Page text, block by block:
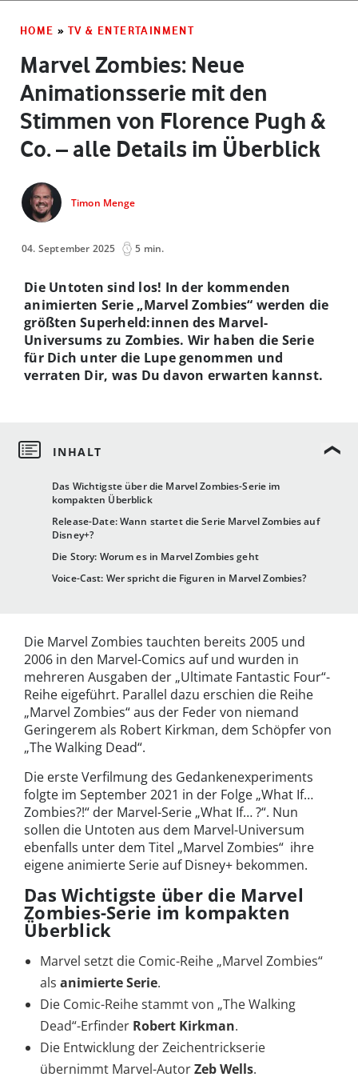
HOME » TV & ENTERTAINMENT
Marvel Zombies: Neue
Animationsserie mit den
Stimmen von Florence Pugh &
Co. – alle Details im Überblick
Timon Menge
04. September 2025 5 min.
Das Wichtigste über die Marvel Zombies-Serie im
kompakten Überblick
Release-Date: Wann startet die Serie Marvel Zombies auf
Disney+?
Die Story: Worum es in Marvel Zombies geht
Voice-Cast: Wer spricht die Figuren in Marvel Zombies?
Die Untoten sind los! In der kommenden
animierten Serie „Marvel Zombies“ werden die
größten Superheld:innen des Marvel-
Universums zu Zombies. Wir haben die Serie
für Dich unter die Lupe genommen und
verraten Dir, was Du davon erwarten kannst.
Die Marvel Zombies tauchten bereits 2005 und
2006 in den Marvel-Comics auf und wurden in
mehreren Ausgaben der „Ultimate Fantastic Four“-
Reihe eigeführt. Parallel dazu erschien die Reihe
„Marvel Zombies“ aus der Feder von niemand
Geringerem als Robert Kirkman, dem Schöpfer von
„The Walking Dead“.
Die erste Verfilmung des Gedankenexperiments
folgte im September 2021 in der Folge „What If…
Zombies?!“ der Marvel-Serie „What If… ?“. Nun
sollen die Untoten aus dem Marvel-Universum
ebenfalls unter dem Titel „Marvel Zombies“ ihre
eigene animierte Serie auf Disney+ bekommen.
Das Wichtigste über die Marvel
Zombies-Serie im kompakten
Überblick
Marvel setzt die Comic-Reihe „Marvel Zombies“
als animierte Serie.
Die Comic-Reihe stammt von „The Walking
Dead“-Erfinder Robert Kirkman.
Die Entwicklung der Zeichentrickserie
übernimmt Marvel-AutorZeb Wells.